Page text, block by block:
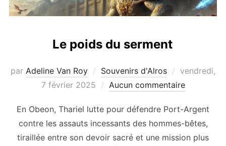
Le poids du serment
par Adeline Van Roy Souvenirs d'Alros
Publié
le
vendredi,
7 février 2025
Aucun commentaire
En Obeon, Thariel lutte pour défendre Port-Argent
contre les assauts incessants des hommes-bêtes,
tiraillée entre son devoir sacré et une mission plus